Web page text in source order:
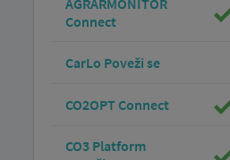
AGRARMONITOR
Connect
CarLo Poveži se
CO2OPT Connect
CO3 Platform